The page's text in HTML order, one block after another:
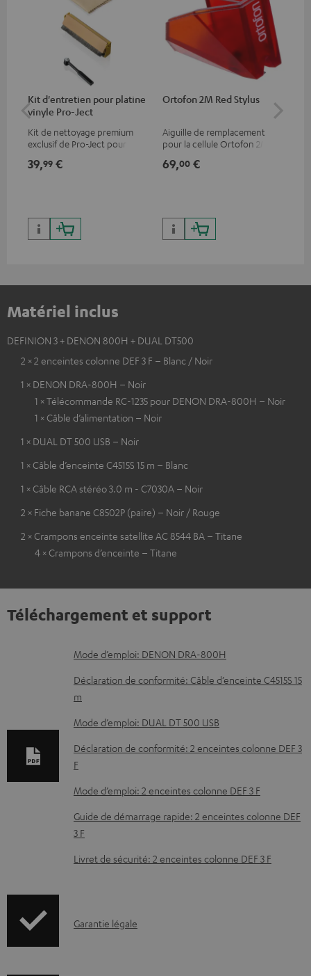
Kit d'entretien pour platine
vinyle Pro-Ject
Kit de nettoyage premium
exclusif de Pro-Ject pour
disponible uniquement sur le
39,99 €
Ortofon 2M Red Stylus
Aiguille de remplacement
pour la cellule Ortofon 2M
69,00 €
Matériel inclus
DEFINION 3 + DENON 800H + DUAL DT500
2 × 2 enceintes colonne DEF 3 F – Blanc / Noir
1 × DENON DRA-800H – Noir
1 × Télécommande RC-1235 pour DENON DRA-800H – Noir
1 × Câble d’alimentation – Noir
1 × DUAL DT 500 USB – Noir
1 × Câble d’enceinte C4515S 15 m – Blanc
1 × Câble RCA stéréo 3.0 m - C7030A – Noir
2 × Fiche banane C8502P (paire) – Noir / Rouge
2 × Crampons enceinte satellite AC 8544 BA – Titane
4 × Crampons d’enceinte – Titane
Téléchargement et support
D
o
c
u
e
t
s
t
é
c
Mode d’emploi: DENON DRA-800H
Déclaration de conformité: Câble d’enceinte C4515S 15
m
Mode d’emploi: DUAL DT 500 USB
Déclaration de conformité: 2 enceintes colonne DEF 3
F
Mode d’emploi: 2 enceintes colonne DEF 3 F
Guide de démarrage rapide: 2 enceintes colonne DEF
3 F
Livret de sécurité: 2 enceintes colonne DEF 3 F
IGarantie légale